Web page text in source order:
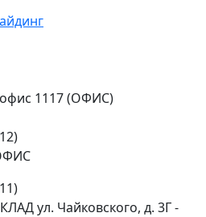
офис 1117 (ОФИС)
ул. Чайковского, д. 3Г -